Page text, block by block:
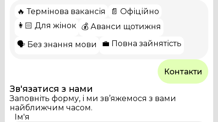
🔥 Термінова вакансія
📄 Офіційно
👩🏻 Для жінок
💰 Аванси щотижня
🗣️ Без знання мови
💼 Повна зайнятість
Контакти
Зв'язатися з нами
Заповніть форму, і ми зв’яжемося з вами
найближчим часом.
Ім'я